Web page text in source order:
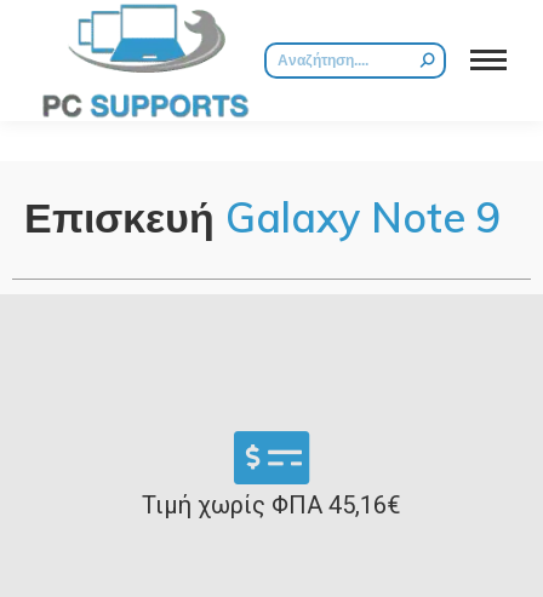
Επισκευή Galaxy Note 9
Τιμή χωρίς ΦΠΑ 45,16€